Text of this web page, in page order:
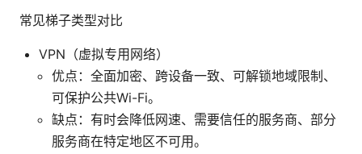
常见梯子类型对比
VPN（虚拟专用网络）
优点：全面加密、跨设备一致、可解锁地域限制、
可保护公共Wi-Fi。
缺点：有时会降低网速、需要信任的服务商、部分
服务商在特定地区不可用。